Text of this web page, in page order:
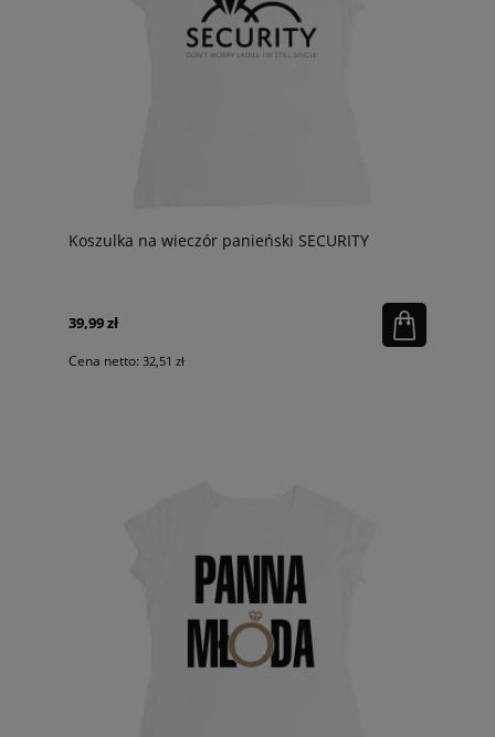
Koszulka na wieczór panieński SECURITY
39,99 zł
Cena netto: 32,51 zł